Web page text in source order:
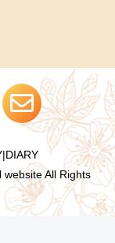
|DIARY
All Rights